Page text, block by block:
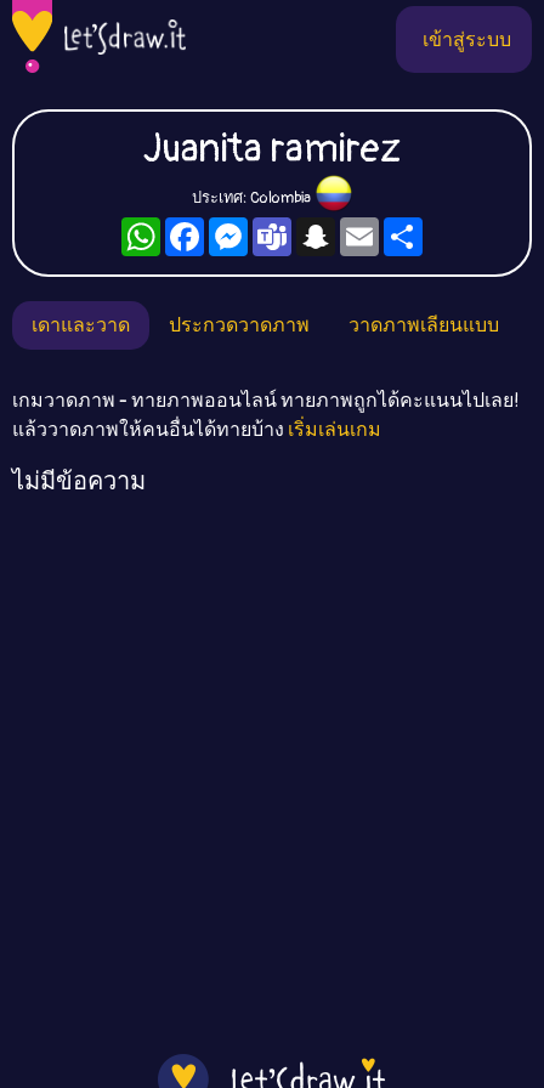
เข้าสู่ระบบ
Juanita ramirez
ประเทศ: Colombia
WhatsAppFacebookMessengerTeamsSnapchat
Email
เดาและวาด ประกวดวาดภาพ วาดภาพเลียนแบบ
เกมวาดภาพ - ทายภาพออนไลน์ ทายภาพถูกได้คะแนนไปเลย!
แล้ววาดภาพให้คนอื่นได้ทายบ้าง เริ่มเล่นเกม
ไม่มีข้อความ